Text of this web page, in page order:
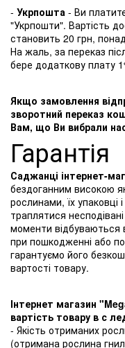
- Укрпошта - Ви
"Укрпошти". Вартість
становить 20 грн,
На жаль, за переказ
бере додаткову плату
Якщо замовлення
зворотний переказ
Вам, що Ви вибрали
Гарантія
Саджанці інтернет-
бездоганним високою
рослинами, їх упаковці
траплятися
моменти відбуваються
при пошкодженні або
гарантуємо його
вартості товару.
Інтернет магазин
вартість товару в с
- Якість отриманих
(отримана рослина